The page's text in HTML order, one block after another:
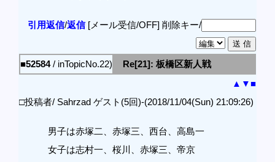
引用返信/返信[メール受信/OFF] 削除キー/
■52584/ inTopicNo.22)
Re[21]: 板橋区新人戦
▲ ▼■
□投稿者/ Sahrzad ゲスト(5回)-(2018/11/04(Sun) 21:09:26)
男子は赤塚二、赤塚三、西台、高島一
女子は志村一、桜川、赤塚三、帝京